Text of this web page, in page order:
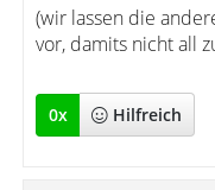
(wir lassen die
vor, damits nicht all
0x Hilfreich